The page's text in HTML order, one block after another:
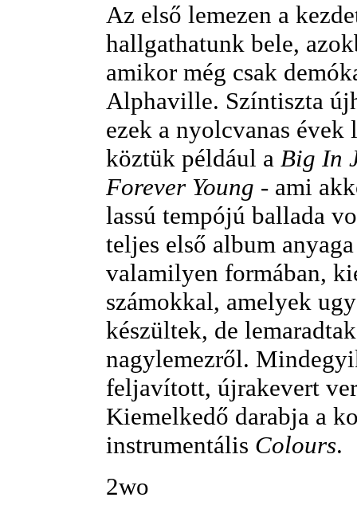
Az első lemezen a
hallgathatunk bele,
amikor még csak
Alphaville. Színtiszta
ezek a nyolcvanas évek
köztük például a Big In
Forever Young - ami
lassú tempójú ballada
teljes első album
valamilyen formában,
számokkal, amelyek
készültek, de
nagylemezről.
feljavított, újrakevert
Kiemelkedő darabja a
instrumentális Colours.
2wo